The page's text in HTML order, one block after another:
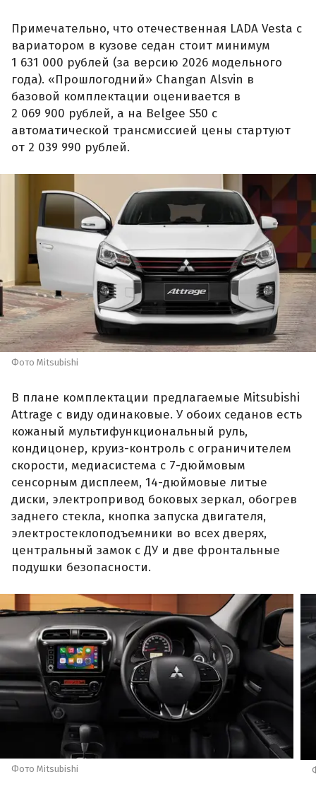
Примечательно, что отечественная LADA Vesta с
вариатором в кузове седан стоит минимум
1 631 000 рублей (за версию 2026 модельного
года). «Прошлогодний» Changan Alsvin в
базовой комплектации оценивается в
2 069 900 рублей, а на Belgee S50 с
автоматической трансмиссией цены стартуют
от 2 039 990 рублей.
Фото Mitsubishi
В плане комплектации предлагаемые Mitsubishi
Attrage с виду одинаковые. У обоих седанов есть
кожаный мультифункциональный руль,
кондицонер, круиз-контроль с ограничителем
скорости, медиасистема с 7-дюймовым
сенсорным дисплеем, 14-дюймовые литые
диски, электропривод боковых зеркал, обогрев
заднего стекла, кнопка запуска двигателя,
электростеклоподъемники во всех дверях,
центральный замок с ДУ и две фронтальные
подушки безопасности.
Фото Mitsubishi